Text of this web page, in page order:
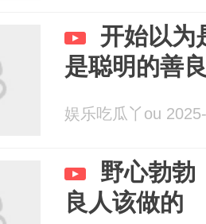
开始以为
是聪明的善
娱乐吃瓜丫ou
野心勃勃
良人该做的